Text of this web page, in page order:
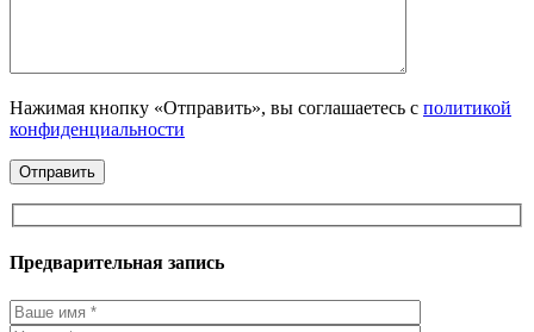
Нажимая кнопку «Отправить», вы соглашаетесь с политикой
конфиденциальности
Предварительная запись